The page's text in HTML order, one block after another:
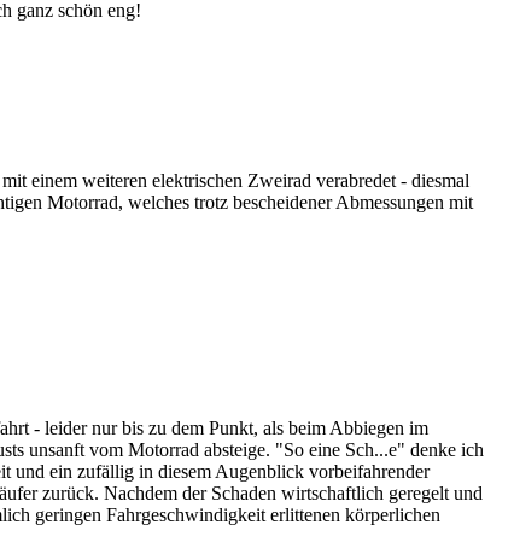
ganz schön eng!
einem weiteren elektrischen Zweirad verabredet - diesmal
Motorrad, welches trotz bescheidener Abmessungen mit
- leider nur bis zu dem Punkt, als beim Abbiegen im
unsanft vom Motorrad absteige. "So eine Sch...e" denke ich
und ein zufällig in diesem Augenblick vorbeifahrender
zurück. Nachdem der Schaden wirtschaftlich geregelt und
geringen Fahrgeschwindigkeit erlittenen körperlichen